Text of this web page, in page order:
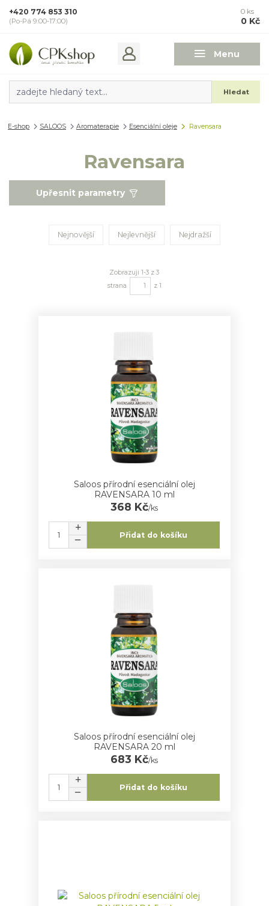
Menu
Hledat
+420 774 853 310
(Po-Pá 9:00-17:00)
0 ks
0 Kč
E-shop SALOOS Aromaterapie Esenciální oleje Ravensara
Ravensara
Upřesnit parametry
Nejnovější Nejlevnější Nejdražší
Zobrazuji 1-3 z 3
strana
z 1
Saloos přírodní esenciální olej
RAVENSARA 10 ml
368 Kč/ks
Přidat do košíku
Saloos přírodní esenciální olej
RAVENSARA 20 ml
683 Kč/ks
Přidat do košíku